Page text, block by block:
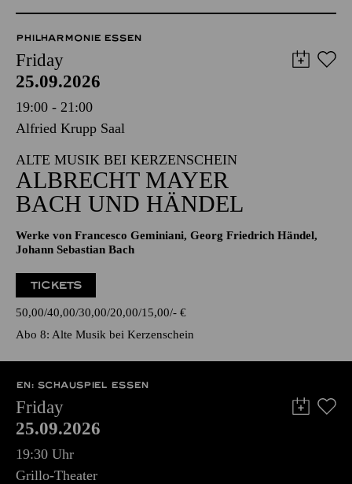
PHILHARMONIE ESSEN
Friday
25.09.2026
19:00 - 21:00
Alfried Krupp Saal
ALTE MUSIK BEI KERZENSCHEIN
ALBRECHT MAYER
BACH UND HÄNDEL
Werke von Francesco Geminiani, Georg Friedrich Händel,
Johann Sebastian Bach
TICKETS
50,00 40,00 30,00 20,00 15,00 - €
Abo 8: Alte Musik bei Kerzenschein
EN: SCHAUSPIEL ESSEN
Friday
25.09.2026
19:30 Uhr
Grillo-Theater